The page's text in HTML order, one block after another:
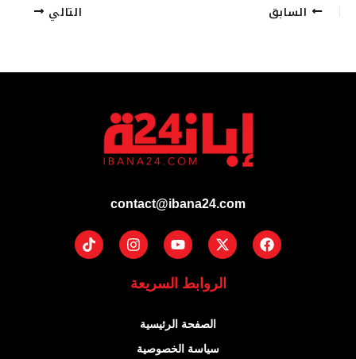
السابق التالي
contact@ibana24.com
Facebook
X-
twitter
Youtube
Instagram
Tiktok
الروابط السريعة
الصفحة الرئيسية
سياسة الخصوصية